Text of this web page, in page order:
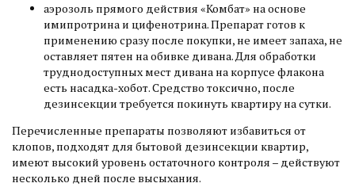
аэрозоль прямого действия «Комбат» на основе
имипротрина и цифенотрина. Препарат готов к
применению сразу после покупки, не имеет запаха, не
оставляет пятен на обивке дивана. Для обработки
труднодоступных мест дивана на корпусе флакона
есть насадка-хобот. Средство токсично, после
дезинсекции требуется покинуть квартиру на сутки.
Перечисленные препараты позволяют избавиться от
клопов, подходят для бытовой дезинсекции квартир,
имеют высокий уровень остаточного контроля – действуют
несколько дней после высыхания.